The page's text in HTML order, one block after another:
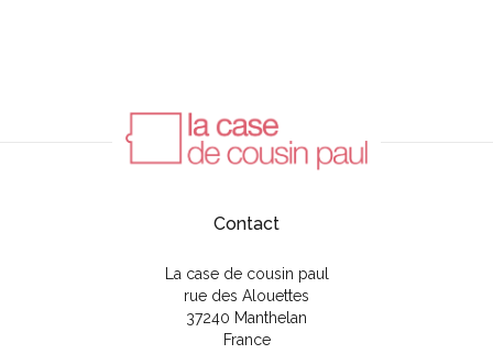
Contact
La case de cousin paul
rue des Alouettes
37240 Manthelan
France